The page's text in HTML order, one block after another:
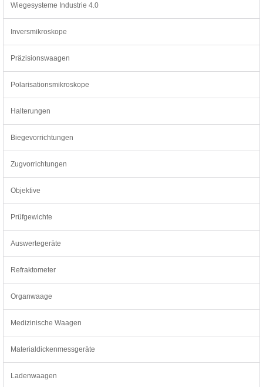
Wiegesysteme Industrie 4.0
Inversmikroskope
Präzisionswaagen
Polarisationsmikroskope
Halterungen
Biegevorrichtungen
Zugvorrichtungen
Objektive
Prüfgewichte
Auswertegeräte
Refraktometer
Organwaage
Medizinische Waagen
Materialdickenmessgeräte
Ladenwaagen